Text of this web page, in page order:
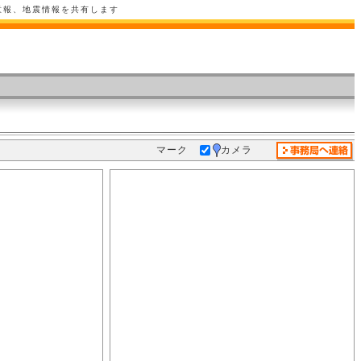
、地震情報を共有します
マーク カメラ